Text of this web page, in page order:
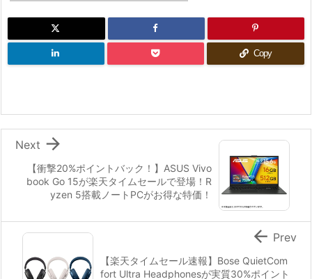
Copy
【衝撃20%ポイントバック！】ASUS Vivo
book Go 15が楽天タイムセールで登場！R
yzen 5搭載ノートPCがお得な特価！

Next
【楽天タイムセール速報】Bose QuietCom
fort Ultra Headphonesが実質30%ポイント
 Prev